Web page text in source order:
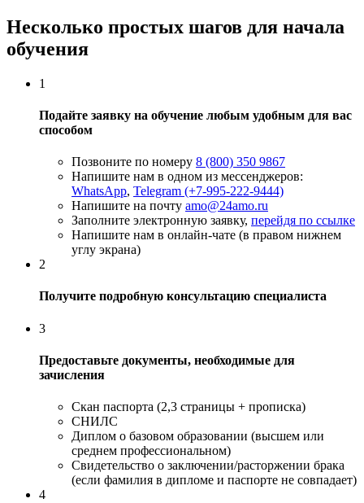
Несколько простых шагов для начала
обучения
1
Подайте заявку на обучение любым удобным для вас
способом
Позвоните по номеру 8 (800) 350 9867
Напишите нам в одном из мессенджеров:
WhatsApp, Telegram (+7-995-222-9444)
Напишите на почту amo@24amo.ru
Заполните электронную заявку, перейдя по ссылке
Напишите нам в онлайн-чате (в правом нижнем
углу экрана)
2
Получите подробную консультацию специалиста
3
Предоставьте документы, необходимые для
зачисления
Скан паспорта (2,3 страницы + прописка)
СНИЛС
Диплом о базовом образовании (высшем или
среднем профессиональном)
Свидетельство о заключении/расторжении брака
(если фамилия в дипломе и паспорте не совпадает)
4